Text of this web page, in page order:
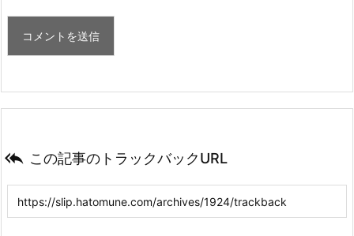
 この記事のトラックバックURL